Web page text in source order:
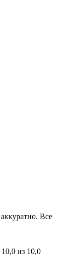
Все
10,0 из 10,0